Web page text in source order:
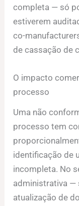
completa — só
estiverem
co-
de cassação de
O impacto
processo
Uma não
processo tem
identificação de
incompleta. No
administrativa —
atualização de